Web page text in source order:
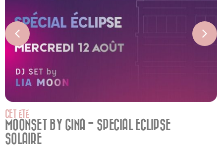
CET ÉTÉ
MOONSET BY GINA - SPECIAL ECLIPSE
SOLAIRE